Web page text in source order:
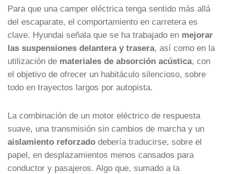
Para que una camper eléctrica tenga sentido más allá
del escaparate, el comportamiento en carretera es
clave. Hyundai señala que se ha trabajado en mejorar
las suspensiones delantera y trasera, así como en la
utilización de materiales de absorción acústica, con
el objetivo de ofrecer un habitáculo silencioso, sobre
todo en trayectos largos por autopista.
La combinación de un motor eléctrico de respuesta
suave, una transmisión sin cambios de marcha y un
aislamiento reforzado debería traducirse, sobre el
papel, en desplazamientos menos cansados para
conductor y pasajeros. Algo que, sumado a la